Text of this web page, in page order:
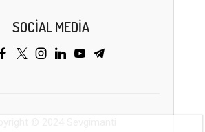
SOCIAL MEDIA